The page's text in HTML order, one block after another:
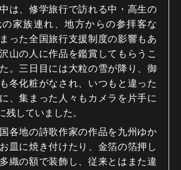
は、修学旅行で訪れる中・高生の
家族連れ、地方からの参拝客な
った全国旅行支援制度の影響もあ
山の人に作品を鑑賞してもらうこ
。三日目には大粒の雪が降り、御
冬化粧がなされ、いつもと違った
、集まった人々もカメラを片手に
残していました。
各地の詩歌作家の作品を九州ゆか
皿に焼き付けたり、金箔の箔押し
織の額で装飾し、従来とはまた違